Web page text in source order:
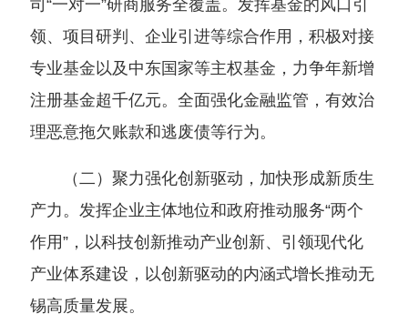
司“一对一”研商服务全覆盖。发挥基金的风口引
领、项目研判、企业引进等综合作用，积极对接
专业基金以及中东国家等主权基金，力争年新增
注册基金超千亿元。全面强化金融监管，有效治
理恶意拖欠账款和逃废债等行为。
（二）聚力强化创新驱动，加快形成新质生
产力。发挥企业主体地位和政府推动服务“两个
作用”，以科技创新推动产业创新、引领现代化
产业体系建设，以创新驱动的内涵式增长推动无
锡高质量发展。